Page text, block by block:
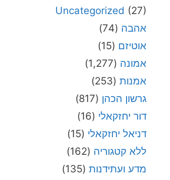
Uncategorized (27)
אהבה (74)
אוטיזם (15)
אמונה (1,277)
אמנות (253)
גרשון הכהן (817)
דור יחזקאלי (16)
דניאל יחזקאלי (15)
ללא קטגוריה (162)
מדע ועתידנות (135)